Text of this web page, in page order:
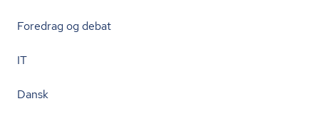
Foredrag og debat
IT
Dansk